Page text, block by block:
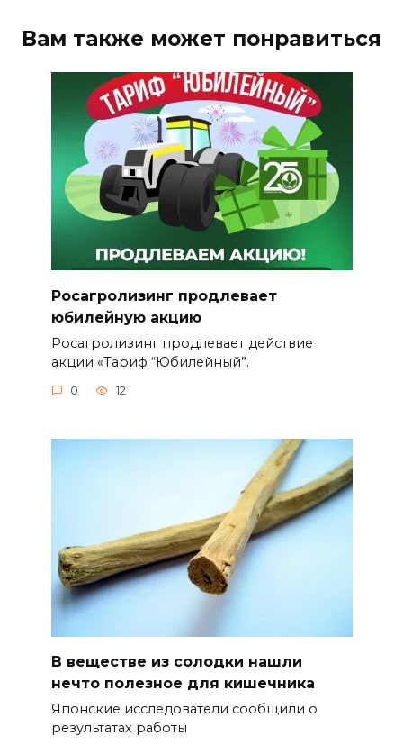
Вам также может понравиться
Росагролизинг продлевает
юбилейную акцию
Росагролизинг продлевает действие
акции «Тариф “Юбилейный”.
0 12
В веществе из солодки нашли
нечто полезное для кишечника
Японские исследователи сообщили о
результатах работы